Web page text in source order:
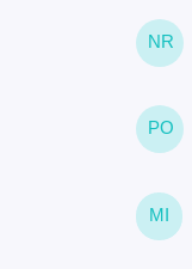
NR
PO
MI